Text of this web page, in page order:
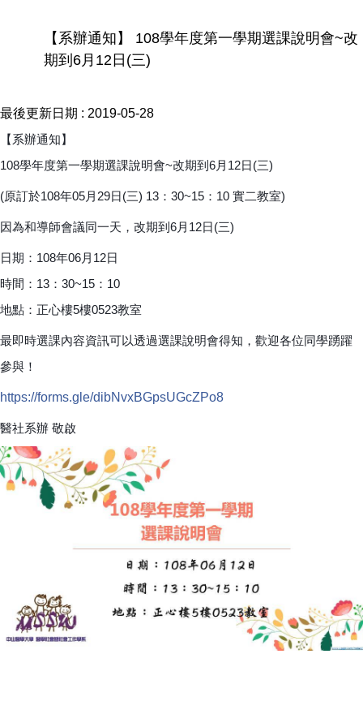
【系辦通知】 108學年度第一學期選課說明會~改
期到6月12日(三)
最後更新日期 : 2019-05-28
【系辦通知】
108學年度第一學期選課說明會~改期到6月12日(三)
(原訂於108年05月29日(三) 13：30~15：10 實二教室)
因為和導師會議同一天，改期到6月12日(三)
日期：108年06月12日
時間：13：30~15：10
地點：正心樓5樓0523教室
最即時選課內容資訊可以透過選課說明會得知， 歡迎各位同學踴躍
參與！
https://forms.gle/dibNvxBGpsUGcZPo8
醫社系辦 敬啟